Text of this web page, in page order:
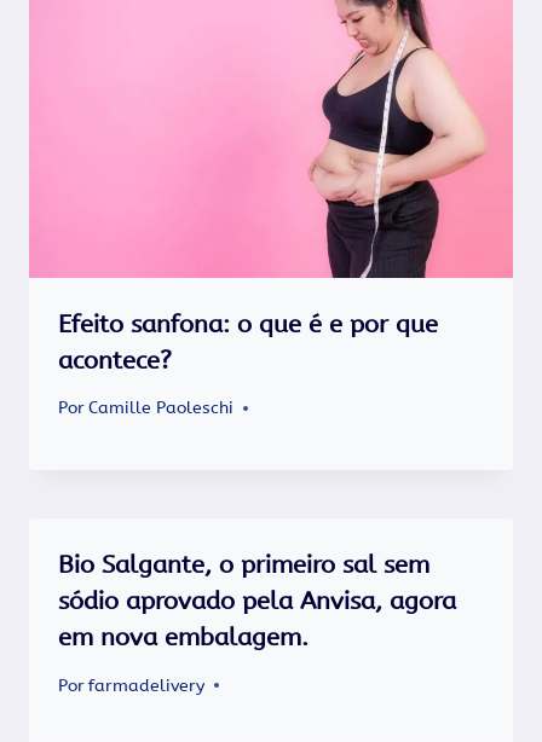
Efeito sanfona: o que é e por que
acontece?
PorCamille Paoleschi
Bio Salgante, o primeiro sal sem
sódio aprovado pela Anvisa, agora
em nova embalagem.
Porfarmadelivery